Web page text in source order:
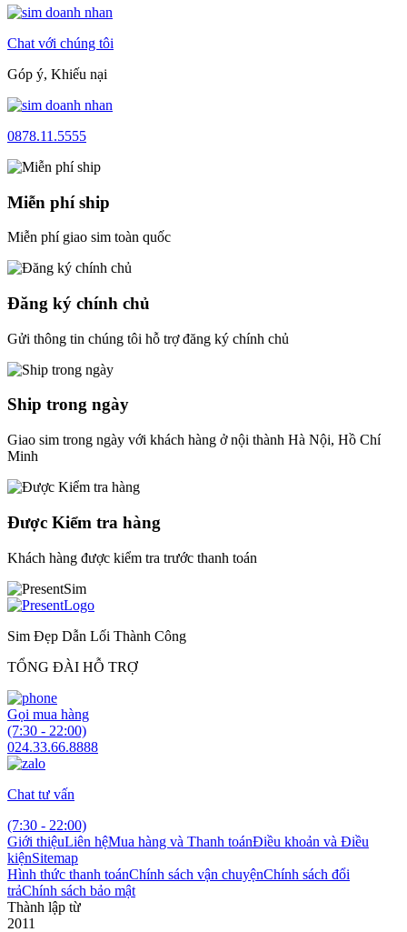
Chat với chúng tôi
Góp ý, Khiếu nại
0878.11.5555
Miễn phí ship
Miễn phí giao sim toàn quốc
Đăng ký chính chủ
Gửi thông tin chúng tôi hỗ trợ đăng ký chính chủ
Ship trong ngày
Giao sim trong ngày với khách hàng ở nội thành Hà Nội, Hồ Chí
Minh
Được Kiểm tra hàng
Khách hàng được kiểm tra trước thanh toán
Sim Đẹp Dẫn Lối Thành Công
TỔNG ĐÀI HỖ TRỢ
Gọi mua hàng
(7:30 - 22:00)
024.33.66.8888
Chat tư vấn
(7:30 - 22:00)
Giới thiệuLiên hệMua hàng và Thanh toánĐiều khoản và Điều
kiệnSitemap
Hình thức thanh toánChính sách vận chuyệnChính sách đổi
trảChính sách bảo mật
Thành lập từ
2011